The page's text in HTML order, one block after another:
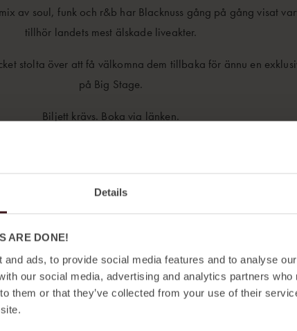
Details
ARE DONE!
ads, to provide social media features and to analyse
our social media, advertising and analytics partners
them or that they’ve collected from your use of their
av soul, funk och r&b har Blacknuss gång på gång visat
tillhör landets mest älskade liveakter.
stolta över att få välkomna dem tillbaka för ännu en
på Big Stage.
Biljett krävs. Boka via länken.